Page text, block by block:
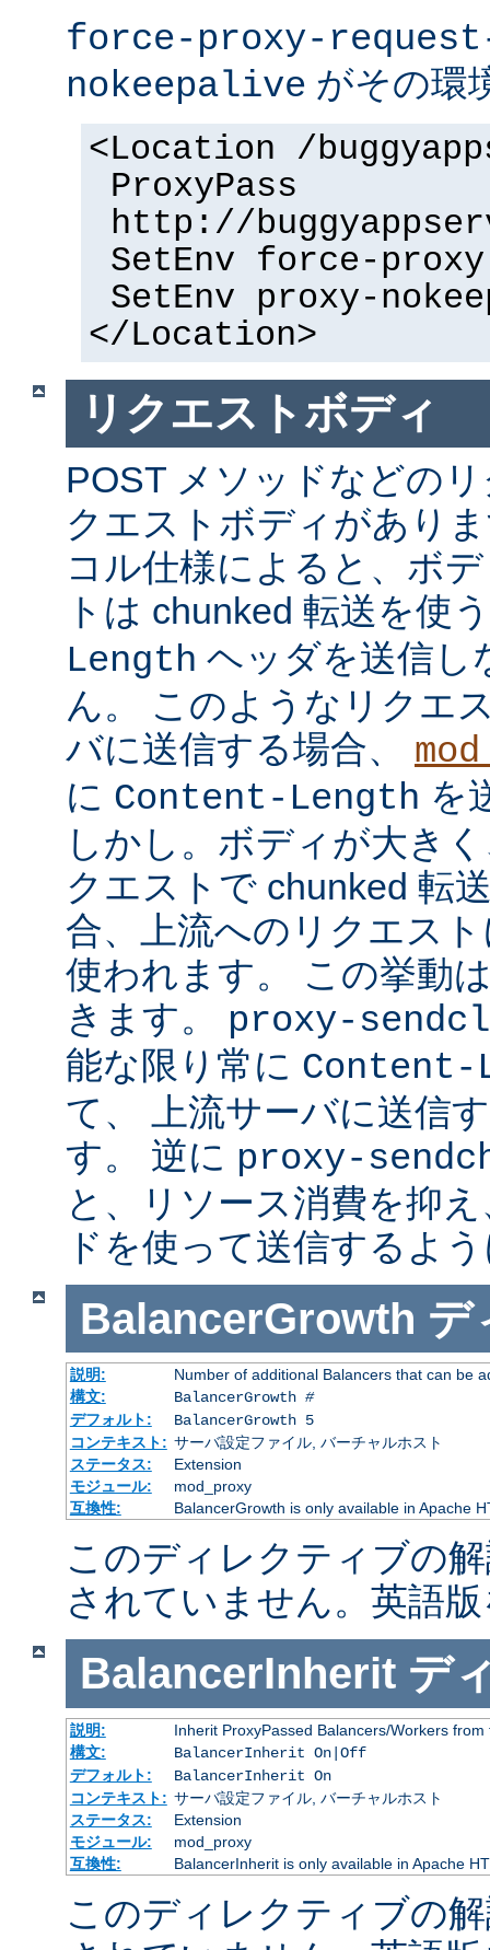
force-proxy-
nokeepalive がその環
<Location /
ProxyPass
http://
SetEnv force-
SetEnv proxy-
</Location>
リクエストボディ
POST メソッドなどの
クエストボディがあり
コル仕様によると、ボ
トは chunked 転送を使
Length ヘッダを送信し
ん。 このようなリクエ
バに送信する場合、
に Content-Length を
しかし。ボディが大き
クエストで chunked 転
合、上流へのリクエス
使われます。 この挙動
きます。 proxy-sendcl
能な限り常に Content-
て、 上流サーバに送信
す。 逆に proxy-
と、リソース消費を抑
ドを使って送信するよ
BalancerGrowth デ
説明:
Number of additional Balancers that can be
構文:
BalancerGrowth #
デフォルト:
BalancerGrowth 5
コンテキスト: サーバ設定ファイル, バーチャルホスト
ステータス:
Extension
モジュール:
mod_proxy
互換性:
BalancerGrowth is only available in Apache
このディレクティブの
されていません。英語
BalancerInherit デ
説明:
Inherit ProxyPassed Balancers/Workers
構文:
BalancerInherit On|Off
デフォルト:
BalancerInherit On
コンテキスト: サーバ設定ファイル, バーチャルホスト
ステータス:
Extension
モジュール:
mod_proxy
互換性:
BalancerInherit is only available in Apache
このディレクティブの